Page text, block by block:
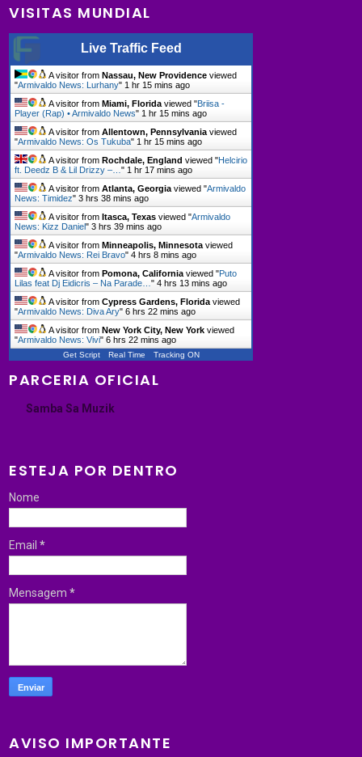
VISITAS MUNDIAL
Live Traffic Feed
A visitor fromNassau, New Providence viewed
"Armivaldo News: Lurhany" 1 hr 15 mins ago
A visitor fromMiami, Florida viewed "Briisa -
Player (Rap) • Armivaldo News" 1 hr 15 mins ago
A visitor fromAllentown, Pennsylvania viewed
"Armivaldo News: Os Tukuba" 1 hr 15 mins ago
A visitor fromRochdale, England viewed "Helcirio
ft. Deedz B & Lil Drizzy –…" 1 hr 17 mins ago
A visitor fromAtlanta, Georgia viewed "Armivaldo
News: Timidez"3 hrs 38 mins ago
A visitor fromItasca, Texas viewed "Armivaldo
News: Kizz Daniel"3 hrs 39 mins ago
A visitor fromMinneapolis, Minnesota viewed
"Armivaldo News: Rei Bravo"4 hrs 8 mins ago
A visitor fromPomona, California viewed "Puto
Lilas feat Dj Eidicris – Na Parade…"4 hrs 13 mins ago
A visitor fromCypress Gardens, Florida viewed
"Armivaldo News: Diva Ary"6 hrs 22 mins ago
A visitor fromNew York City, New York viewed
"Armivaldo News: Vivi"6 hrs 22 mins ago
Get Script Real Time Tracking ON
PARCERIA OFICIAL
Samba Sa Muzik
ESTEJA POR DENTRO
Nome
Email*
Mensagem*
AVISO IMPORTANTE